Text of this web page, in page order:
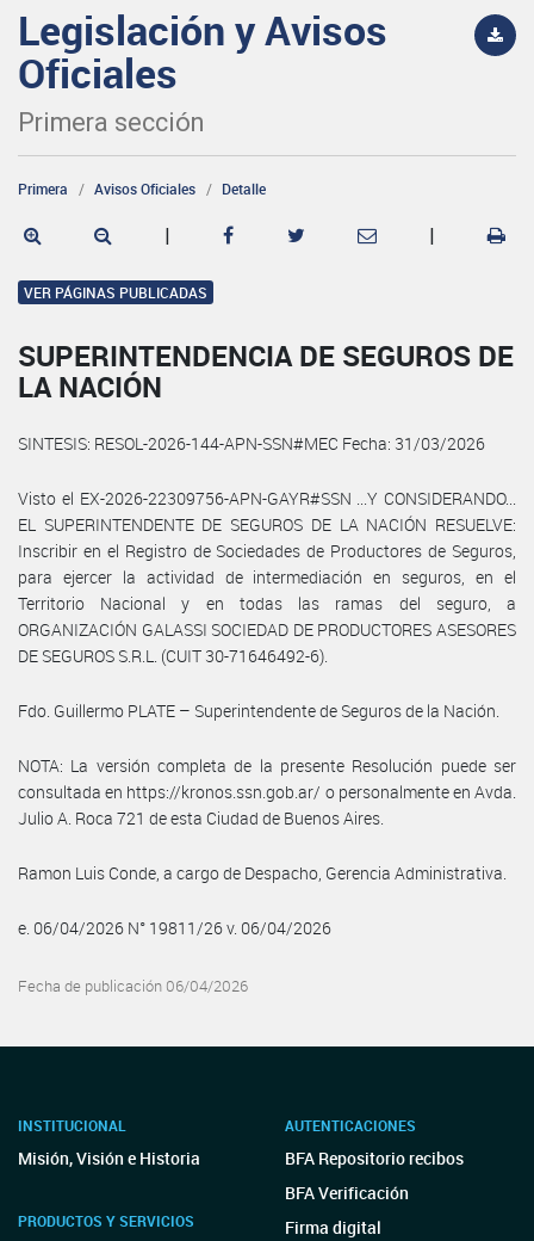
Legislación y Avisos
Oficiales
Primera sección
Primera Avisos Oficiales Detalle
| |
VER PÁGINAS PUBLICADAS
SUPERINTENDENCIA DE SEGUROS DE
LA NACIÓN
SINTESIS: RESOL-2026-144-APN-SSN#MEC Fecha: 31/03/2026
Visto el EX-2026-22309756-APN-GAYR#SSN ...Y CONSIDERANDO...
EL SUPERINTENDENTE DE SEGUROS DE LA NACIÓN RESUELVE:
Inscribir en el Registro de Sociedades de Productores de Seguros,
para ejercer la actividad de intermediación en seguros, en el
Territorio Nacional y en todas las ramas del seguro, a
ORGANIZACIÓN GALASSI SOCIEDAD DE PRODUCTORES ASESORES
DE SEGUROS S.R.L. (CUIT 30-71646492-6).
Fdo. Guillermo PLATE – Superintendente de Seguros de la Nación.
NOTA: La versión completa de la presente Resolución puede ser
consultada en https://kronos.ssn.gob.ar/ o personalmente en Avda.
Julio A. Roca 721 de esta Ciudad de Buenos Aires.
Ramon Luis Conde, a cargo de Despacho, Gerencia Administrativa.
e. 06/04/2026 N° 19811/26 v. 06/04/2026
Fecha de publicación 06/04/2026
INSTITUCIONAL
Misión, Visión e Historia
PRODUCTOS Y SERVICIOS
AUTENTICACIONES
BFA Repositorio recibos
BFA Verificación
Firma digital